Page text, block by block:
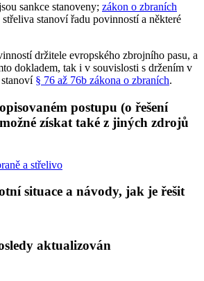
sankce stanoveny; zákon o zbraních
stanoví řadu povinností a některé
držitele evropského zbrojního pasu, a
dokladem, tak i v souvislosti s držením v
§ 76 až 76b zákona o zbraních.
postupu (o řešení
získat také z jiných zdrojů
a střelivo
situace a návody, jak je řešit
aktualizován